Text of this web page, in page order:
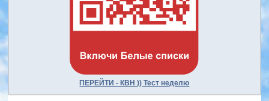
ПЕРЕЙТИ - КВН )) Тест неделю